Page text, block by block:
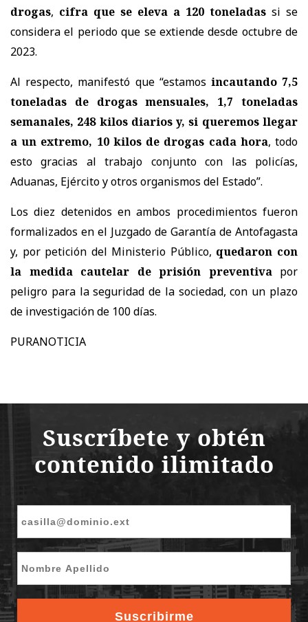
drogas, cifra que se eleva a 120 toneladas si se
considera el periodo que se extiende desde octubre de
2023.
Al respecto, manifestó que “estamos incautando 7,5
toneladas de drogas mensuales, 1,7 toneladas
semanales, 248 kilos diarios y, si queremos llegar
a un extremo, 10 kilos de drogas cada hora, todo
esto gracias al trabajo conjunto con las policías,
Aduanas, Ejército y otros organismos del Estado”.
Los diez detenidos en ambos procedimientos fueron
formalizados en el Juzgado de Garantía de Antofagasta
y, por petición del Ministerio Público, quedaron con
la medida cautelar de prisión preventivapor
peligro para la seguridad de la sociedad, con un plazo
de investigación de 100 días.
PURANOTICIA